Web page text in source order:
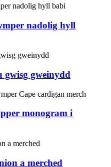
nadolig hyll
gwisg gweinydd
monogram i
a merched